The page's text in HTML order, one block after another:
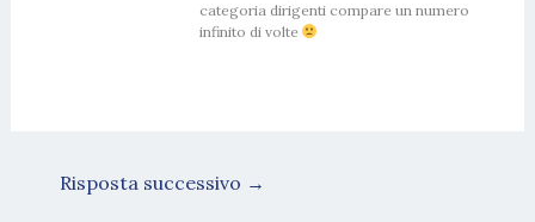
categoria dirigenti compare un numero
infinito di volte
Risposta successivo →